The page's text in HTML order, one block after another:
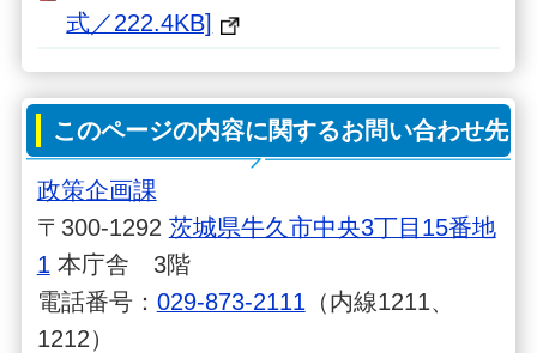
式／222.4KB]
このページの内容に関するお問い合わせ先
政策企画課
〒300-1292 茨城県牛久市中央3丁目15番地
1 本庁舎 3階
電話番号： 029-873-2111 （内線1211、
1212）